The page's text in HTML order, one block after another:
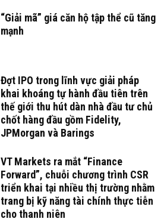
“Giải mã” giá căn hộ tập thể cũ tăng
mạnh
Đợt IPO trong lĩnh vực giải pháp
khai khoáng tự hành đầu tiên trên
thế giới thu hút dàn nhà đầu tư chủ
chốt hàng đầu gồm Fidelity,
JPMorgan và Barings
VT Markets ra mắt “Finance
Forward”, chuỗi chương trình CSR
triển khai tại nhiều thị trường nhằm
trang bị kỹ năng tài chính thực tiễn
cho thanh niên